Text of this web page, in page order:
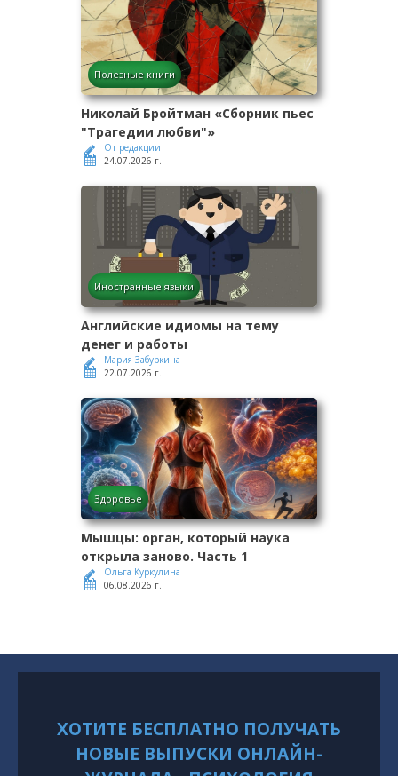
Полезные книги
Николай Бройтман «Сборник пьес
"Трагедии любви"»
От редакции
24.07.2026 г.
Иностранные языки
Английские идиомы на тему
денег и работы
Мария Забуркина
22.07.2026 г.
Здоровье
Мышцы: орган, который наука
открыла заново. Часть 1
Ольга Куркулина
06.08.2026 г.
ХОТИТЕ БЕСПЛАТНО ПОЛУЧАТЬ
НОВЫЕ ВЫПУСКИ ОНЛАЙН-